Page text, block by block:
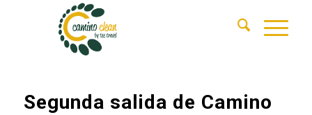
Segunda salida de Camino